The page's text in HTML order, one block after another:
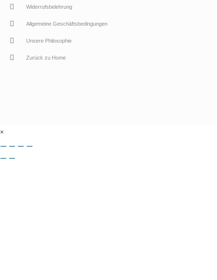
Widerrufsbelehrung
Allgemeine Geschäftsbedingungen
Unsere Philosophie
Zurück zu Home
×